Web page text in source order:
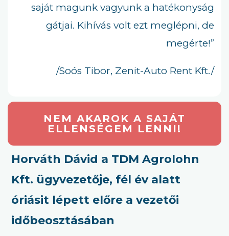
saját magunk vagyunk a hatékonyság
gátjai. Kihívás volt ezt meglépni, de
megérte!”
/Soós Tibor, Zenit-Auto Rent Kft./
NEM AKAROK A SAJÁT
ELLENSÉGEM LENNI!
Horváth Dávid a TDM Agrolohn
Kft. ügyvezetője, fél év alatt
óriásit lépett előre a vezetői
időbeosztásában